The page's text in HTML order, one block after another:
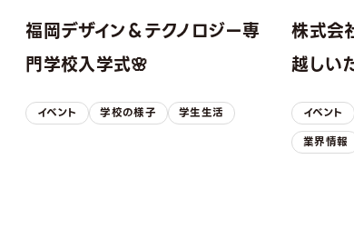
福岡デザイン＆テクノロジー専
門学校入学式🌸
イベント 学校の様子 学生生活
株式会
越しい
イベント
業界情報